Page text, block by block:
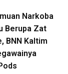
Narkoba
Berupa Zat
BNN Kaltim